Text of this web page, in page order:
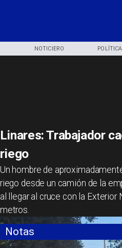
NOTICIERO POLÍTICA
Notas
Linares: Trabajador
riego
Un hombre de
riego desde un camión de la
al llegar al cruce con la Exterior
metros.